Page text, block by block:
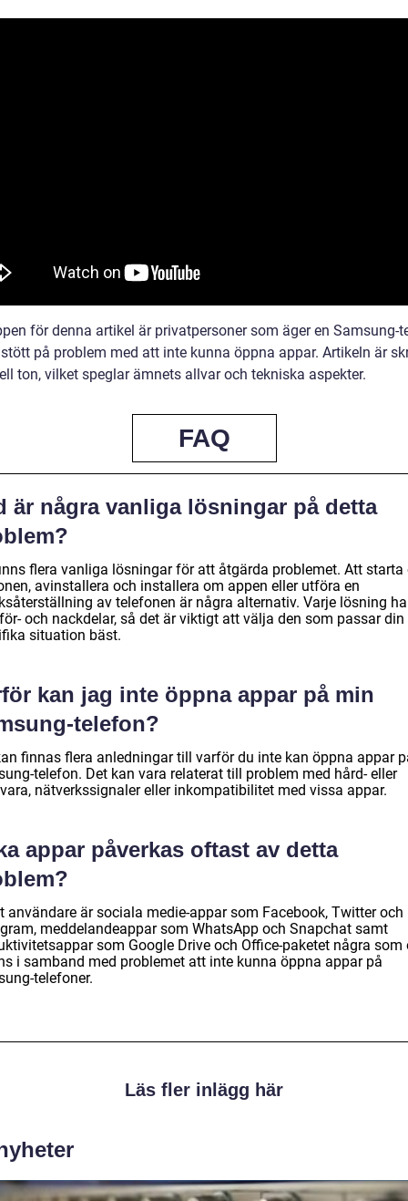
för denna artikel är privatpersoner som äger en Samsung-
på problem med att inte kunna öppna appar. Artikeln är
ton, vilket speglar ämnets allvar och tekniska aspekter.
FAQ
är några vanliga lösningar på detta
flera vanliga lösningar för att åtgärda problemet. Att starta
avinstallera och installera om appen eller utföra en
av telefonen är några alternativ. Varje lösning
och nackdelar, så det är viktigt att välja den som passar din
situation bäst.
kan jag inte öppna appar på min
telefon?
finnas flera anledningar till varför du inte kan öppna appar
telefon. Det kan vara relaterat till problem med hård- eller
nätverkssignaler eller inkompatibilitet med vissa appar.
appar påverkas oftast av detta
användare är sociala medie-appar som Facebook, Twitter och
meddelandeappar som WhatsApp och Snapchat samt
som Google Drive och Office-paketet några som
i samband med problemet att inte kunna öppna appar på
telefoner.
Läs fler inlägg här